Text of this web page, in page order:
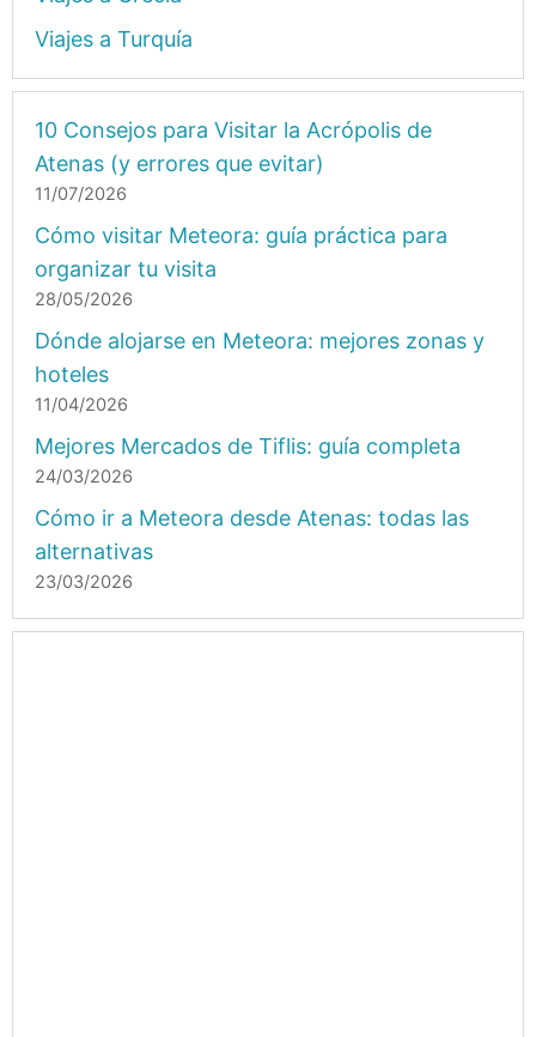
Viajes a Turquía
10 Consejos para Visitar la Acrópolis de
Atenas (y errores que evitar)
11/07/2026
Cómo visitar Meteora: guía práctica para
organizar tu visita
28/05/2026
Dónde alojarse en Meteora: mejores zonas y
hoteles
11/04/2026
Mejores Mercados de Tiflis: guía completa
24/03/2026
Cómo ir a Meteora desde Atenas: todas las
alternativas
23/03/2026